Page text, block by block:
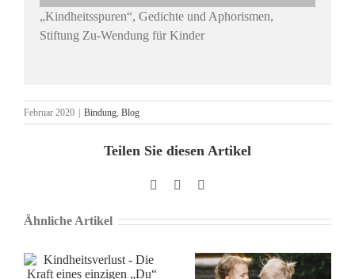
„Kindheitsspuren“, Gedichte und Aphorismen,
Stiftung Zu-Wendung für Kinder
Februar 2020 Bindung, Blog
Teilen Sie diesen Artikel
Facebook
Ähnliche Artikel